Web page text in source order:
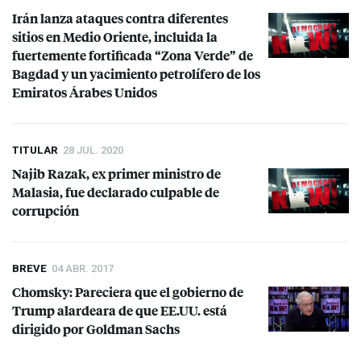
Irán lanza ataques contra diferentes
sitios en Medio Oriente, incluida la
fuertemente fortificada “Zona Verde” de
Bagdad y un yacimiento petrolífero de los
Emiratos Árabes Unidos
TITULAR 28 JUL. 2020
Najib Razak, ex primer ministro de
Malasia, fue declarado culpable de
corrupción
BREVE 04 ABR. 2017
Chomsky: Pareciera que el gobierno de
Trump alardeara de que EE.UU. está
dirigido por Goldman Sachs